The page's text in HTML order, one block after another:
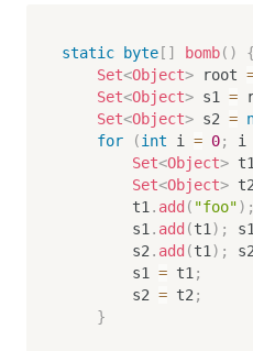
static byte [ ] bomb( )
{
Set<Object> root
Set<Object> s1 =
Set<Object> s2 =
for
(int i = 0; i
Set<Object>
Set<Object>
        t1
. add ( "foo") ;
        s1
. add (t1) ;
        s2
. add (t1) ;
        s1
= t1;
        s2
= t2;
}